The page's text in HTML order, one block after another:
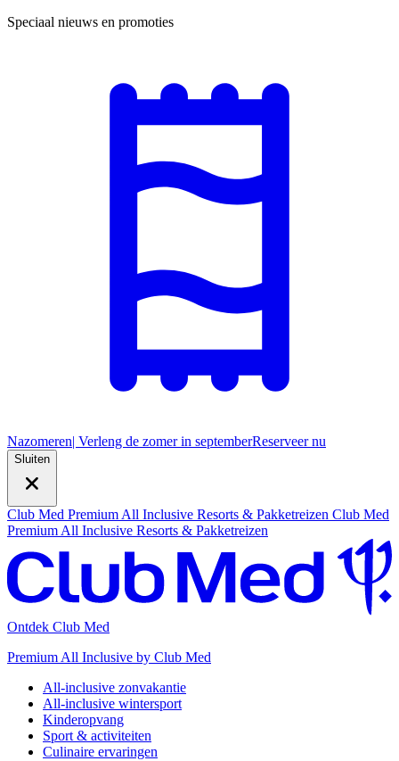
Speciaal nieuws en promoties
Nazomeren| Verleng de zomer in septemberReserveer nu
Sluiten
Club Med Premium All Inclusive Resorts & Pakketreizen Club Med
Premium All Inclusive Resorts & Pakketreizen
Ontdek Club Med
Premium All Inclusive by Club Med
All-inclusive zonvakantie
All-inclusive wintersport
Kinderopvang
Sport & activiteiten
Culinaire ervaringen